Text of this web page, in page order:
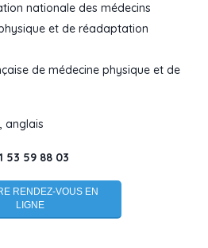
nationale des médecins
et de réadaptation
de médecine physique et de
anglais
53 59 88 03
RENDEZ-VOUS EN
LIGNE